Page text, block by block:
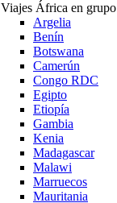
Viajes África en grupo
Argelia
Benín
Botswana
Camerún
Congo RDC
Egipto
Etiopía
Gambia
Kenia
Madagascar
Malawi
Marruecos
Mauritania